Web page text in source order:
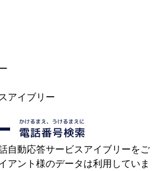
アイブリー
自動応答サービスアイブリーをご
アント様のデータは利用していま